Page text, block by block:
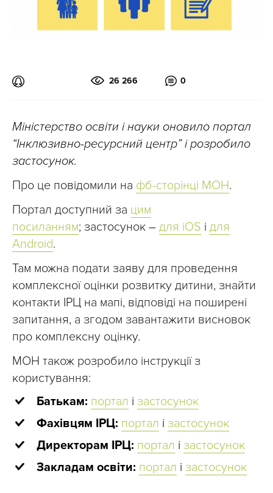
26 266 0
Міністерство освіти і науки оновило портал
“Інклюзивно-ресурсний центр” і розробило
застосунок.
Про це повідомили на фб-сторінці МОН.
Портал доступний за цим
посиланням; застосунок – для iOS і для
Android.
Там можна подати заяву для проведення
комплексної оцінки розвитку дитини, знайти
контакти ІРЦ на мапі, відповіді на поширені
запитання, а згодом завантажити висновок
про комплексну оцінку.
МОН також розробило інструкції з
користування:
Батькам: портал і застосунок
Фахівцям ІРЦ: портал і застосунок
Директорам ІРЦ: портал і застосунок
Закладам освіти: портал і застосунок